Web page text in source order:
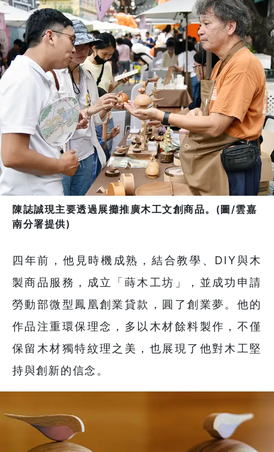
陳誌誠現主要透過展攤推廣木工文創商品。(圖/雲嘉
南分署提供)
四年前，他見時機成熟，結合教學、DIY與木
製商品服務，成立「蒔木工坊」，並成功申請
勞動部微型鳳凰創業貸款，圓了創業夢。他的
作品注重環保理念，多以木材餘料製作，不僅
保留木材獨特紋理之美，也展現了他對木工堅
持與創新的信念。